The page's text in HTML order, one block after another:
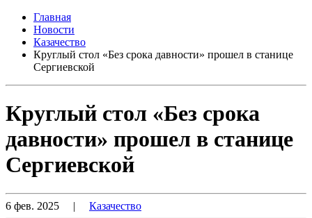
Главная
Новости
Казачество
Круглый стол «Без срока давности» прошел в станице
Сергиевской
Круглый стол «Без срока
давности» прошел в станице
Сергиевской
6 фев. 2025 | Казачество